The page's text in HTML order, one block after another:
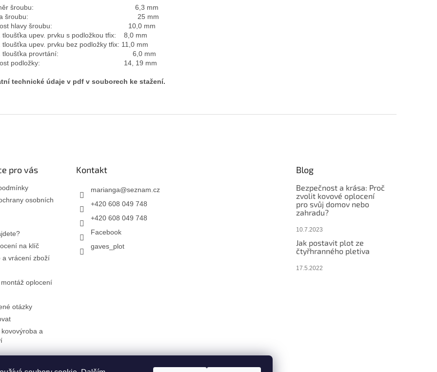
šroubu: 6,3 mm
šroubu: 25 mm
hlavy šroubu: 10,0 mm
tloušťka upev. prvku s podložkou tfix: 8,0 mm
tloušťka upev. prvku bez podložky tfix: 11,0 mm
tloušťka provrtání: 6,0 mm
podložky: 14, 19 mm
technické údaje v pdf v souborech ke stažení.
pro vás
osobních
na klíč
a vrácení zboží
oplocení
otázky
a
Kontakt
marianga@seznam.cz
+420 608 049 748
+420 608 049 748
Facebook
gaves_plot
Blog
Bezpečnost a krása: Proč
zvolit kovové oplocení
pro svůj domov nebo
zahradu?
10.7.2023
Jak postavit plot ze
čtyřhranného pletiva
17.5.2022